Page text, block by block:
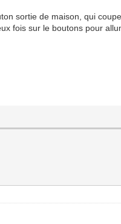
sortie de maison, qui
fois sur le boutons pour